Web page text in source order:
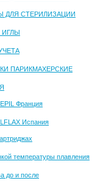
ДЛЯ СТЕРИЛИЗАЦИИ
ПАРИКМАХЕРСКИЕ
Франция
Испания
температуры плавления
до и после